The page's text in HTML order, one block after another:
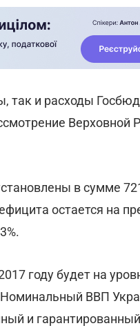
так и расходы
в сумме
остается на
году будет на
ВВП
и